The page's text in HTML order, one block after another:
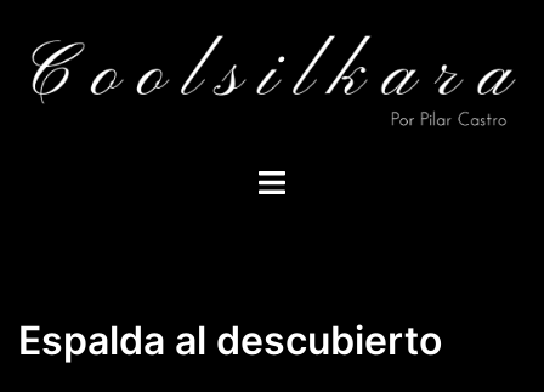
contenido
Alternar
Espalda al descubierto